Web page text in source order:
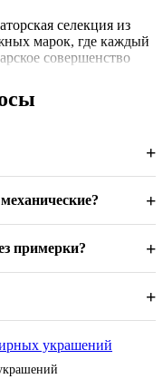
селекция из
марок, где каждый
совершенство
Итальянский дизайн
Franck Muller,
От доступных
подлинности.
обслуживанию
часовой
консультанты
дайверы до 300
встреч, фэшн-
технологичных.
полный цикл
15 минут до сложного
+
+
примерки? +
+